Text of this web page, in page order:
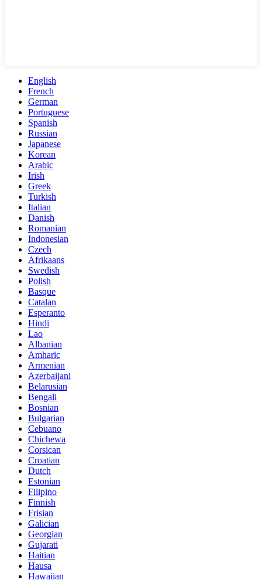
English
French
German
Portuguese
Spanish
Russian
Japanese
Korean
Arabic
Irish
Greek
Turkish
Italian
Danish
Romanian
Indonesian
Czech
Afrikaans
Swedish
Polish
Basque
Catalan
Esperanto
Hindi
Lao
Albanian
Amharic
Armenian
Azerbaijani
Belarusian
Bengali
Bosnian
Bulgarian
Cebuano
Chichewa
Corsican
Croatian
Dutch
Estonian
Filipino
Finnish
Frisian
Galician
Georgian
Gujarati
Haitian
Hausa
Hawaiian